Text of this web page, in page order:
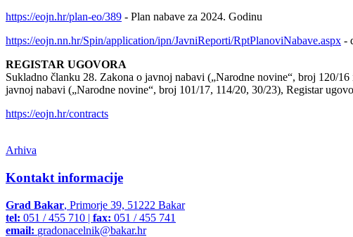
https://eojn.hr/plan-eo/389 - Plan nabave za 2024. Godinu
https://eojn.nn.hr/Spin/application/ipn/JavniReporti/RptPlanoviNabave.aspx -
REGISTAR UGOVORA
Sukladno članku 28. Zakona o javnoj nabavi („Narodne novine“, broj 120/
javnoj nabavi („Narodne novine“, broj 101/17, 114/20, 30/23), Registar
https://eojn.hr/contracts
Arhiva
Kontakt informacije
Grad Bakar, Primorje 39, 51222 Bakar
tel: 051 / 455 710 | fax: 051 / 455 741
email: gradonacelnik@bakar.hr